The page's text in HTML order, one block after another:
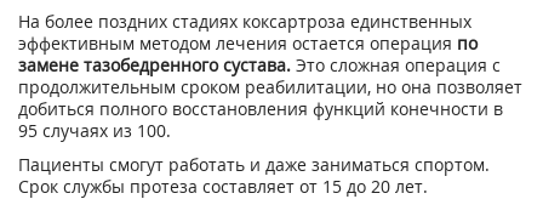
На более поздних стадиях коксартроза единственных
эффективным методом лечения остается операция по
замене тазобедренного сустава. Это сложная операция с
продолжительным сроком реабилитации, но она позволяет
добиться полного восстановления функций конечности в
95 случаях из 100.
Пациенты смогут работать и даже заниматься спортом.
Срок службы протеза составляет от 15 до 20 лет.